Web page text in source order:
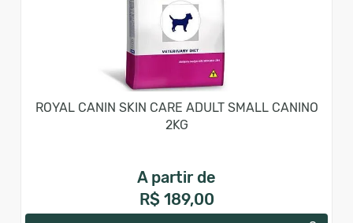
ROYAL CANIN SKIN CARE ADULT SMALL CANINO
2KG
A partir de
R$ 189,00